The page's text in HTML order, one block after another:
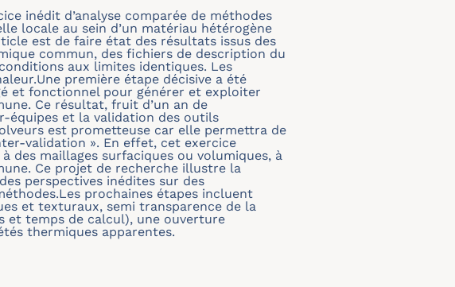
inédit d’analyse comparée de méthodes
locale au sein d’un matériau hétérogène
est de faire état des résultats issus des
commun, des fichiers de description du
aux limites identiques. Les
première étape décisive a été
et fonctionnel pour générer et exploiter
Ce résultat, fruit d’un an de
équipes et la validation des outils
est prometteuse car elle permettra de
validation ». En effet, cet exercice
des maillages surfaciques ou volumiques, à
Ce projet de recherche illustre la
perspectives inédites sur des
prochaines étapes incluent
et texturaux, semi transparence de la
et temps de calcul), une ouverture
thermiques apparentes.